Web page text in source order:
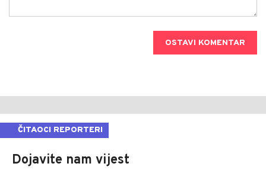
OSTAVI KOMENTAR
ČITAOCI REPORTERI
Dojavite nam vijest